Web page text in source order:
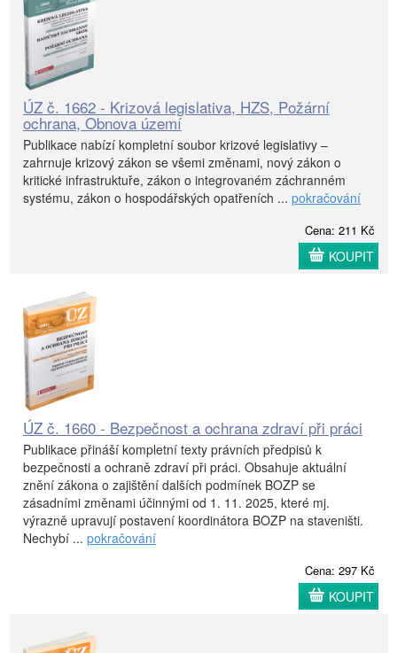
ÚZ č. 1662 - Krizová legislativa, HZS, Požární
ochrana, Obnova území
Publikace nabízí kompletní soubor krizové legislativy –
zahrnuje krizový zákon se všemi změnami, nový zákon o
kritické infrastruktuře, zákon o integrovaném záchranném
systému, zákon o hospodářských opatřeních ... pokračování
Cena: 211 Kč
KOUPIT
ÚZ č. 1660 - Bezpečnost a ochrana zdraví při práci
Publikace přináší kompletní texty právních předpisů k
bezpečnosti a ochraně zdraví při práci. Obsahuje aktuální
znění zákona o zajištění dalších podmínek BOZP se
zásadními změnami účinnými od 1. 11. 2025, které mj.
výrazně upravují postavení koordinátora BOZP na staveništi.
Nechybí ... pokračování
Cena: 297 Kč
KOUPIT